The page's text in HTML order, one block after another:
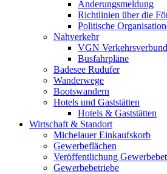
Änderungsmeldung
Richtlinien über die
Politische
Nahverkehr
VGN
Busfahrpläne
Badesee Rudufer
Wanderwege
Bootswandern
Hotels und Gaststätten
Hotels & Gaststätten
Wirtschaft & Standort
Michelauer Einkaufskorb
Gewerbeflächen
Veröffentlichung
Gewerbebetriebe